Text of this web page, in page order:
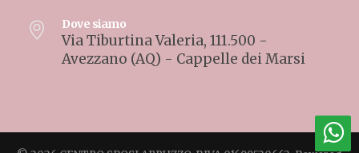
Dove siamo
Via Tiburtina Valeria, 111.500 -
Avezzano (AQ) - Cappelle dei Marsi